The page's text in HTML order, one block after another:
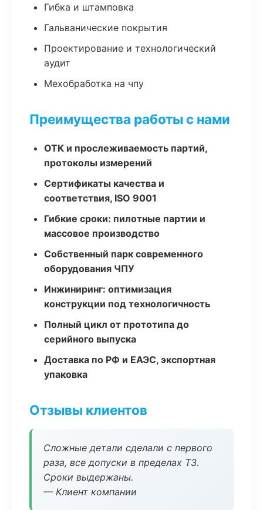
Гибка и штамповка
Гальванические покрытия
Проектирование и технологический
аудит
Мехобработка на чпу
Преимущества работы с нами
ОТК и прослеживаемость партий,
протоколы измерений
Сертификаты качества и
соответствия, ISO 9001
Гибкие сроки: пилотные партии и
массовое производство
Собственный парк современного
оборудования ЧПУ
Инжиниринг: оптимизация
конструкции под технологичность
Полный цикл от прототипа до
серийного выпуска
Доставка по РФ и ЕАЭС, экспортная
упаковка
Отзывы клиентов
Сложные детали сделали с первого
раза, все допуски в пределах ТЗ.
Сроки выдержаны.
— Клиент компании